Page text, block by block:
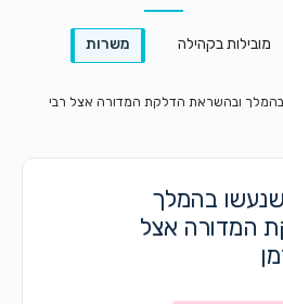
מובילות בקהילה משרות
בהמלך ובהשראת הדלקת המדורה אצל רבי
בהמלך
המדורה אצל